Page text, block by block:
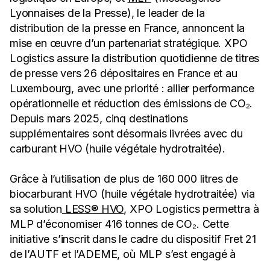
Lyonnaises de la Presse), le leader de la
distribution de la presse en France, annoncent la
mise en œuvre d’un partenariat stratégique. XPO
Logistics assure la distribution quotidienne de titres
de presse vers 26 dépositaires en France et au
Luxembourg, avec une priorité : allier performance
opérationnelle et réduction des émissions de CO₂.
Depuis mars 2025, cinq destinations
supplémentaires sont désormais livrées avec du
carburant HVO (huile végétale hydrotraitée).
Grâce à l’utilisation de plus de 160 000 litres de
biocarburant HVO (huile végétale hydrotraitée) via
sa solution LESS® HVO, XPO Logistics permettra à
MLP d’économiser 416 tonnes de CO₂. Cette
initiative s’inscrit dans le cadre du dispositif Fret 21
de l’AUTF et l’ADEME, où MLP s’est engagé à